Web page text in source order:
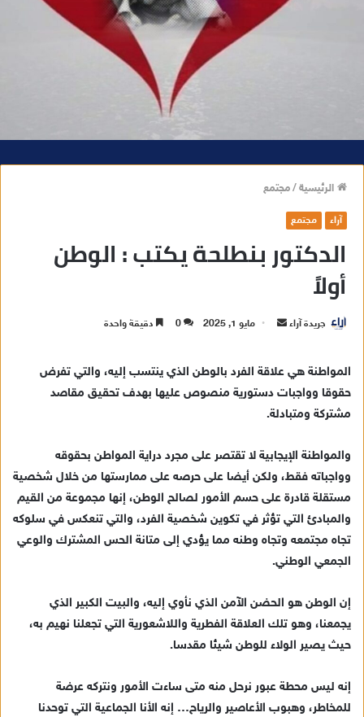
الرئيسية/مجتمع
آراء مجتمع
الدكتور بنطلحة يكتب : الوطن
أولاً
جريدة آراء
د
ا
إ
ل
ك
ن
مايو 1, 2025 0 دقيقة واحدة
المواطنة هي علاقة الفرد بالوطن الذي ينتسب إليه، والتي تفرض
حقوقا وواجبات دستورية منصوص عليها بهدف تحقيق مقاصد
مشتركة ومتبادلة.
والمواطنة الإيجابية لا تقتصر على مجرد دراية المواطن بحقوقه
وواجباته فقط، ولكن أيضا على حرصه على ممارستها من خلال شخصية
مستقلة قادرة على حسم الأمور لصالح الوطن، إنها مجموعة من القيم
والمبادئ التي تؤثر في تكوين شخصية الفرد، والتي تنعكس في سلوكه
تجاه مجتمعه وتجاه وطنه مما يؤدي إلى متانة الحس المشترك والوعي
الجمعي الوطني.
إن الوطن هو الحضن الآمن الذي نأوي إليه، والبيت الكبير الذي
يجمعنا، وهو تلك العلاقة الفطرية واللاشعورية التي تجعلنا نهيم به،
حيث يصير الولاء للوطن شيئا مقدسا.
إنه ليس محطة عبور نرحل منه متى ساءت الأمور ونتركه عرضة
للمخاطر، وهبوب الأعاصير والرياح… إنه الأنا الجماعية التي توحدنا